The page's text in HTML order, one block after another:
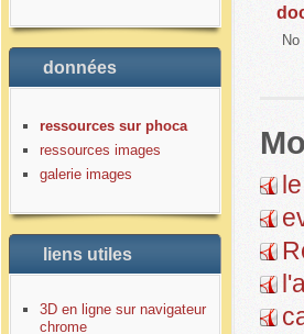
données
ressources sur phoca
ressources images
galerie images
liens utiles
3D en ligne sur navigateur
chrome